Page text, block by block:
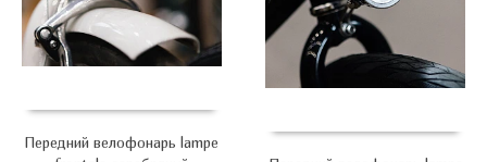
Передний велофонарь lampe